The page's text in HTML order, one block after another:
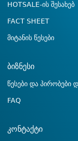
HOTSALE-ის შესახებ
FACT SHEET
მიტანის წესები
ბიზნესი
წესები და
FAQ
კონტაქტი